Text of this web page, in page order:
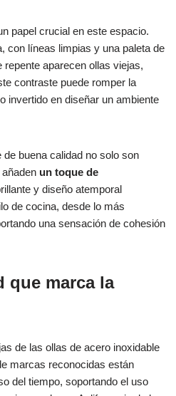
papel crucial en este espacio.
con líneas limpias y una paleta de
aparecen ollas viejas,
contraste puede romper la
invertido en diseñar un ambiente
buena calidad no solo son
un toque de
y diseño atemporal
de cocina, desde lo más
una sensación de cohesión
que marca la
de las ollas de acero inoxidable
marcas reconocidas están
del tiempo, soportando el uso